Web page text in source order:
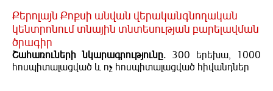
Քերոլայն Քոքսի անվան վերականգնողական
կենտրոնում տնային տնտեսության բարելավման
ծրագիր
Շահառուների նկարագրությունը.300 երեխա, 1000
հոսպիտալացված և ոչ հոսպիտալացված հիվանդներ